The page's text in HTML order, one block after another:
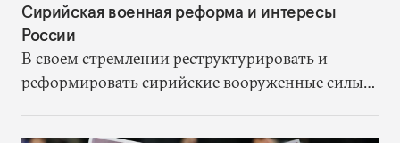
Сирийская военная реформа и интересы
России
В своем стремлении реструктурировать и
реформировать сирийские вооруженные силы